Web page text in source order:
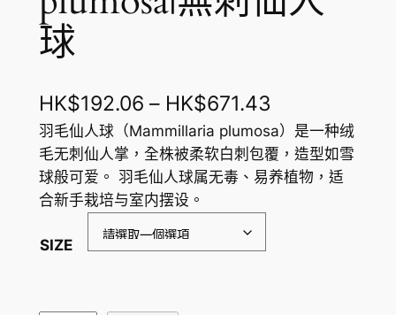
球
HK$192.06 – HK$671.43
格
範
羽毛仙人球（Mammillaria plumosa）是一种绒
毛无刺仙人掌，全株被柔软白刺包覆，造型如雪
球般可爱。 羽毛仙人球属无毒、易养植物，适
合新手栽培与室内摆设。
SIZE